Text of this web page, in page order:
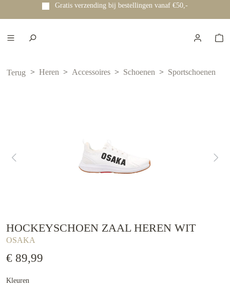
hoofdinhoud
Gratis verzending bij bestellingen vanaf €50,-
Terug Heren Accessoires Schoenen Sportschoenen
HOCKEYSCHOEN ZAAL HEREN WIT
OSAKA
€ 89,99
Kleuren